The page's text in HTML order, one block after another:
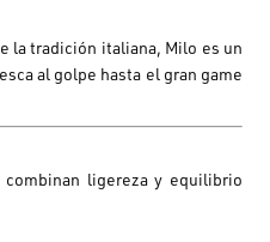
la tradición italiana, Milo es un
al golpe hasta el gran game
ligereza y equilibrio